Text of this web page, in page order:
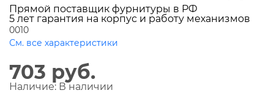
Прямой поставщик фурнитуры в РФ
5 лет гарантия на корпус и работу механизмов
0010
См. все характеристики
703 руб.
Наличие: В наличии